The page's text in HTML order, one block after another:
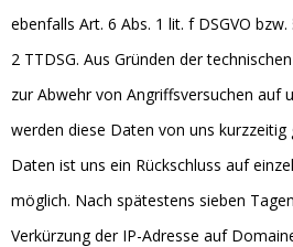
ebenfalls Art. 6 Abs. 1 lit. f DSGVO bzw.
2 TTDSG. Aus Gründen der
zur Abwehr von Angriffsversuchen auf
werden diese Daten von uns kurzzeitig
Daten ist uns ein Rückschluss auf
möglich. Nach spätestens sieben
Verkürzung der IP-Adresse auf